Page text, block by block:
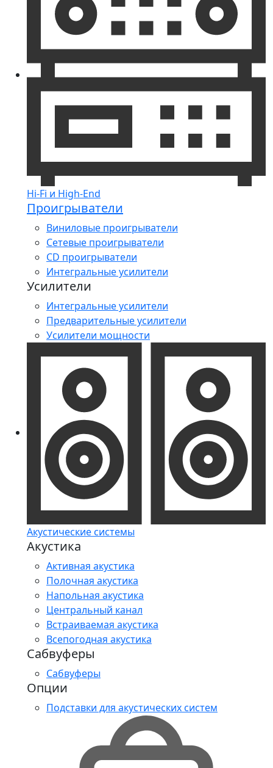
Hi-Fi и High-End
Проигрыватели
Виниловые проигрыватели
Сетевые проигрыватели
CD проигрыватели
Интегральные усилители
Усилители
Интегральные усилители
Предварительные усилители
Усилители мощности
Акустические системы
Акустика
Активная акустика
Полочная акустика
Напольная акустика
Центральный канал
Встраиваемая акустика
Всепогодная акустика
Сабвуферы
Сабвуферы
Опции
Подставки для акустических систем